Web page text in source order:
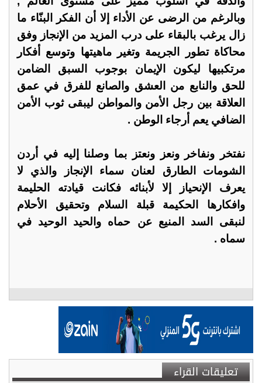
وبالرغم من الرضى عن الأداء إلا أن الفكر البنّاء ما
زال يرغب بالبقاء على درب المزيد من الإنجاز وفق
محاكاة تطور الجريمة وتغير ماهيتها وتوسع أفكار
مرتكبيها ليكون الإيمان بوجوب السبق الضامن
للحق والنابع من العشق والصانع للفرق في عمق
العلاقة بين رجل الأمن والمواطن ليبقى ثوب الأمن
الضافي يعم أرجاء الوطن .
نفتخر ونفاخر ونعز ونعتز بما وصلنا إليه في أردن
الشومات الطارق لعنان سماء الإنجاز والذي لا
يعرف الإنحياز إلا لأبنائه فكانت قيادته الحليمة
وافكارها الحكيمة قبلة السلام وتحقيق الأحلام
لنبقى السد المنيع عن حماه والحيد الوحيد في
سماه .
تعليقات القراء